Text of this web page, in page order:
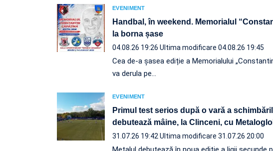
EVENIMENT
Handbal, în weekend. Memorialul
la borna șase
04.08.26 19:26 Ultima modificare 04.08.26 19:45
Cea de-a șasea ediție a Memorialului
va derula pe…
EVENIMENT
Primul test serios după o vară a
debutează mâine, la Clinceni, cu
31.07.26 19:42 Ultima modificare 31.07.26 20:00